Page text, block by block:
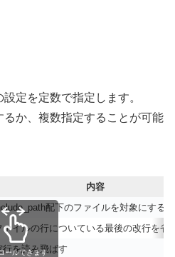
定を定数で指定します。
か、複数指定することが可能
内容
配下のファイルを対象にする
ァイルの行についている最後の改行を省
行を読み飛ばす
ールできます